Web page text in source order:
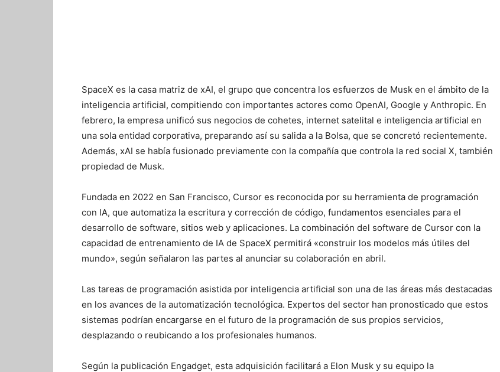
SpaceX es la casa matriz de xAI, el grupo que concentra los esfuerzos de Musk en el ámbito de la
inteligencia artificial, compitiendo con importantes actores como OpenAI, Google y Anthropic. En
febrero, la empresa unificó sus negocios de cohetes, internet satelital e inteligencia artificial en
una sola entidad corporativa, preparando así su salida a la Bolsa, que se concretó recientemente.
Además, xAI se había fusionado previamente con la compañía que controla la red social X, también
propiedad de Musk.
Fundada en 2022 en San Francisco, Cursor es reconocida por su herramienta de programación
con IA, que automatiza la escritura y corrección de código, fundamentos esenciales para el
desarrollo de software, sitios web y aplicaciones. La combinación del software de Cursor con la
capacidad de entrenamiento de IA de SpaceX permitirá «construir los modelos más útiles del
mundo», según señalaron las partes al anunciar su colaboración en abril.
Las tareas de programación asistida por inteligencia artificial son una de las áreas más destacadas
en los avances de la automatización tecnológica. Expertos del sector han pronosticado que estos
sistemas podrían encargarse en el futuro de la programación de sus propios servicios,
desplazando o reubicando a los profesionales humanos.
Según la publicación Engadget, esta adquisición facilitará a Elon Musk y su equipo la